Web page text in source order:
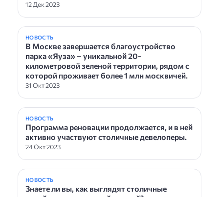
12 Дек 2023
НОВОСТЬ
В Москве завершается благоустройство
парка «Яуза» – уникальной 20-
километровой зеленой территории, рядом с
которой проживает более 1 млн москвичей.
31 Окт 2023
НОВОСТЬ
Программа реновации продолжается, и в ней
активно участвуют столичные девелоперы.
24 Окт 2023
НОВОСТЬ
Знаете ли вы, как выглядят столичные